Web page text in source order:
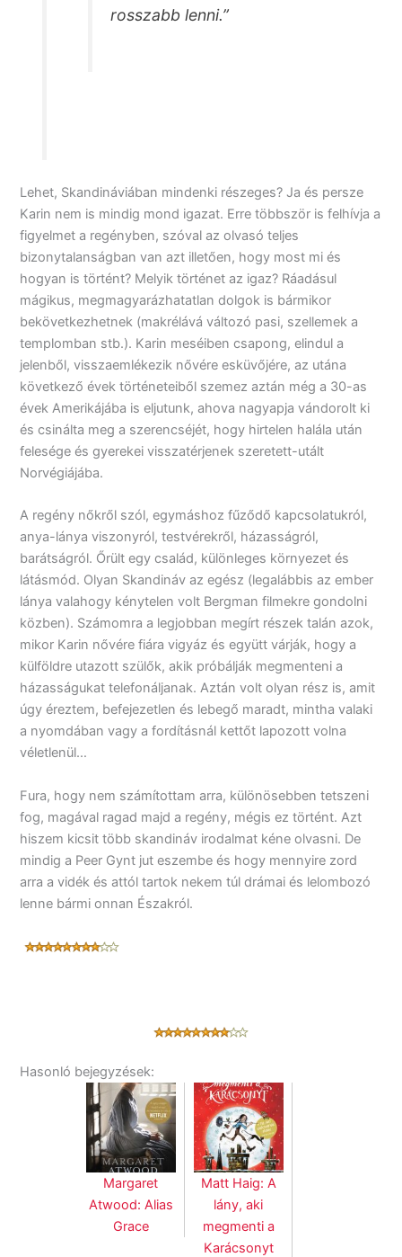
rosszabb lenni.”
Lehet, Skandináviában mindenki részeges? Ja és persze
Karin nem is mindig mond igazat. Erre többször is felhívja a
figyelmet a regényben, szóval az olvasó teljes
bizonytalanságban van azt illetően, hogy most mi és
hogyan is történt? Melyik történet az igaz? Ráadásul
mágikus, megmagyarázhatatlan dolgok is bármikor
bekövetkezhetnek (makrélává változó pasi, szellemek a
templomban stb.). Karin meséiben csapong, elindul a
jelenből, visszaemlékezik nővére esküvőjére, az utána
következő évek történeteiből szemez aztán még a 30-as
évek Amerikájába is eljutunk, ahova nagyapja vándorolt ki
és csinálta meg a szerencséjét, hogy hirtelen halála után
felesége és gyerekei visszatérjenek szeretett-utált
Norvégiájába.
A regény nőkről szól, egymáshoz fűződő kapcsolatukról,
anya-lánya viszonyról, testvérekről, házasságról,
barátságról. Őrült egy család, különleges környezet és
látásmód. Olyan Skandináv az egész (legalábbis az ember
lánya valahogy kénytelen volt Bergman filmekre gondolni
közben). Számomra a legjobban megírt részek talán azok,
mikor Karin nővére fiára vigyáz és együtt várják, hogy a
külföldre utazott szülők, akik próbálják megmenteni a
házasságukat telefonáljanak. Aztán volt olyan rész is, amit
úgy éreztem, befejezetlen és lebegő maradt, mintha valaki
a nyomdában vagy a fordításnál kettőt lapozott volna
véletlenül…
Fura, hogy nem számítottam arra, különösebben tetszeni
fog, magával ragad majd a regény, mégis ez történt. Azt
hiszem kicsit több skandináv irodalmat kéne olvasni. De
mindig a Peer Gynt jut eszembe és hogy mennyire zord
arra a vidék és attól tartok nekem túl drámai és lelombozó
lenne bármi onnan Északról.
Hasonló bejegyzések:
Margaret
Atwood: Alias
Grace
Matt Haig: A
lány, aki
megmenti a
Karácsonyt